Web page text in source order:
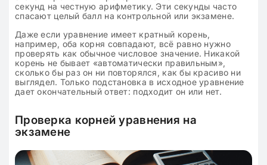
секунд на честную арифметику. Эти секунды часто
спасают целый балл на контрольной или экзамене.
Даже если уравнение имеет кратный корень,
например, оба корня совпадают, всё равно нужно
проверять как обычное числовое значение. Никакой
корень не бывает «автоматически правильным»,
сколько бы раз он ни повторялся, как бы красиво ни
выглядел. Только подстановка в исходное уравнение
дает окончательный ответ: подходит он или нет.
Проверка корней уравнения на
экзамене